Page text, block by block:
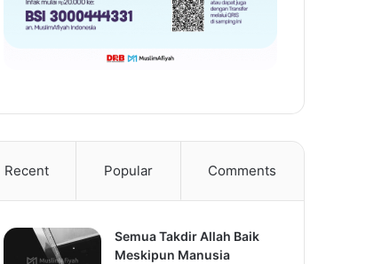
Recent Popular Comments
Semua Takdir Allah Baik
Meskipun Manusia